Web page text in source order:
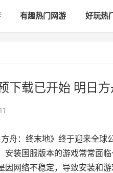
有趣热门网游 好玩热
下载已开始 明日
舟：终末地》终于迎来全球
安装国服版本的游戏常常面
因网络不稳定，导致安装和